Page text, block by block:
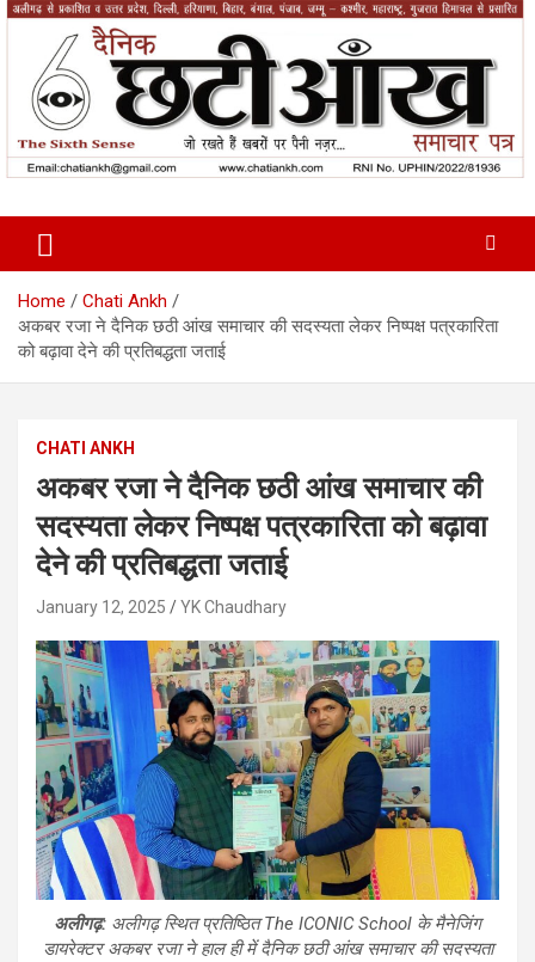
Skip
content
Chatiankh
Home
Chati Ankh
अकबर रजा ने दैनिक छठी आंख समाचार की सदस्यता लेकर निष्पक्ष पत्रकारिता
को बढ़ावा देने की प्रतिबद्धता जताई
CHATI ANKH
अकबर रजा ने दैनिक छठी आंख समाचार की
सदस्यता लेकर निष्पक्ष पत्रकारिता को बढ़ावा
देने की प्रतिबद्धता जताई
January 12, 2025 YK Chaudhary
अलीगढ़: अलीगढ़ स्थित प्रतिष्ठित The ICONIC School के मैनेजिंग
डायरेक्टर अकबर रजा ने हाल ही में दैनिक छठी आंख समाचार की सदस्यता